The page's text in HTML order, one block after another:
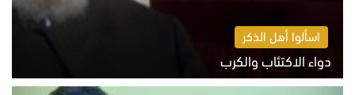
اسألوا أهل الذكر
دواء الاكتئاب والكرب
السبت 8 أغسطس 2026 10:54 ص